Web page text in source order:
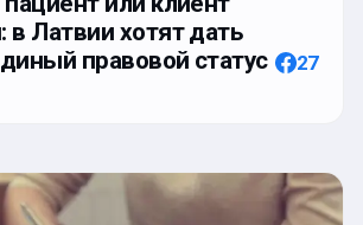
Латвии хотят дать
правовой статус
27